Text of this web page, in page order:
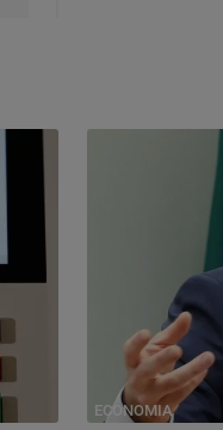
ECONOMIA